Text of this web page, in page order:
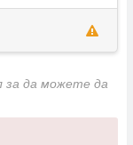
за да можете да